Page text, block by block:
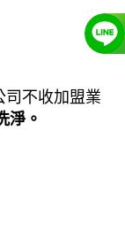
司不收加盟業
淨。